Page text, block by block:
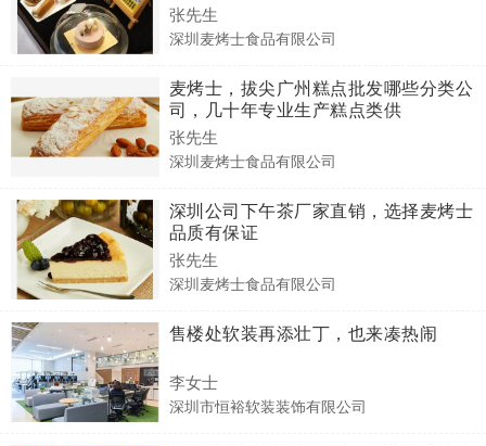
张先生
深圳麦烤士食品有限公司
麦烤士，拔尖广州糕点批发哪些分类公
司，几十年专业生产糕点类供
张先生
深圳麦烤士食品有限公司
深圳公司下午茶厂家直销，选择麦烤士
品质有保证
张先生
深圳麦烤士食品有限公司
售楼处软装再添壮丁，也来凑热闹
李女士
深圳市恒裕软装装饰有限公司